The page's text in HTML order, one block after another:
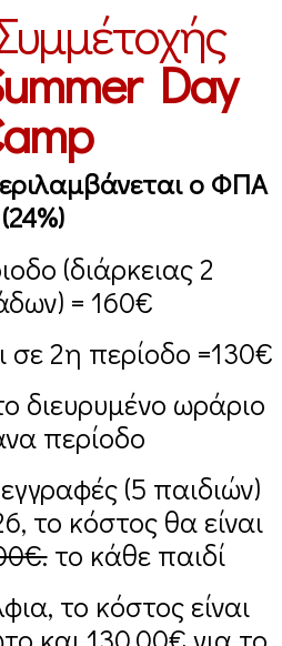
Day
ο ΦΠΑ
(24%)
(διάρκειας 2
= 160€
2η περίοδο =130€
διευρυμένο ωράριο
περίοδο
(5 παιδιών)
το κόστος θα είναι
το κάθε παιδί
το κόστος είναι